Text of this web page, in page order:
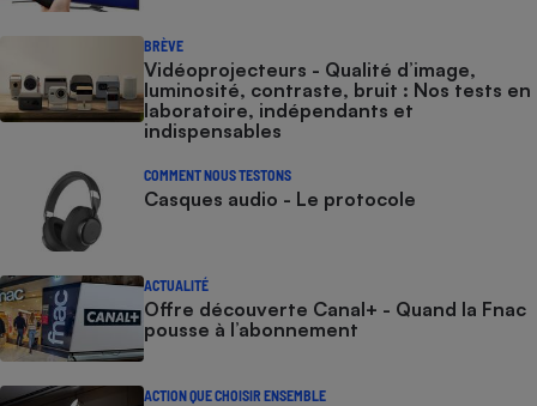
BRÈVE
Vidéoprojecteurs - Qualité d’image,
luminosité, contraste, bruit : Nos tests en
laboratoire, indépendants et
indispensables
COMMENT NOUS TESTONS
Casques audio - Le protocole
ACTUALITÉ
Offre découverte Canal+ - Quand la Fnac
pousse à l’abonnement
ACTION QUE CHOISIR ENSEMBLE